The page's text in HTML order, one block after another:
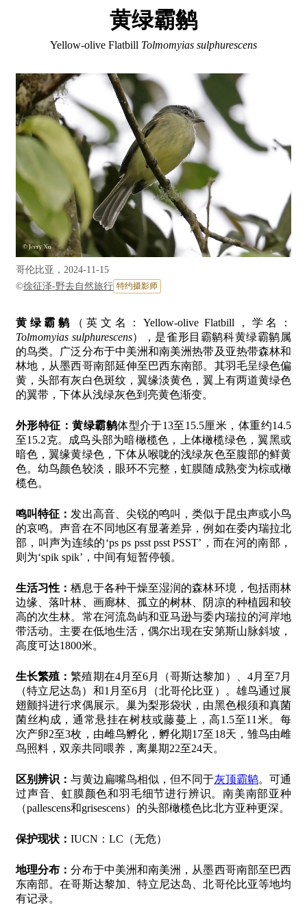
黄绿霸鹟
Yellow-olive Flatbill Tolmomyias sulphurescens
哥伦比亚，2024-11-15
©徐征泽-野去自然旅行 特约摄影师
黄绿霸鹟
（英文名：Yellow-olive Flatbill，学名：
Tolmomyias sulphurescens），是雀形目霸鹟科黄绿霸鹟属
的鸟类。广泛分布于中美洲和南美洲热带及亚热带森林和
林地，从墨西哥南部延伸至巴西东南部。其羽毛呈绿色偏
黄，头部有灰白色斑纹，翼缘淡黄色，翼上有两道黄绿色
的翼带，下体从浅绿灰色到亮黄色渐变。
外形特征：黄绿霸鹟体型介于13至15.5厘米，体重约14.5
至15.2克。成鸟头部为暗橄榄色，上体橄榄绿色，翼黑或
暗色，翼缘黄绿色，下体从喉咙的浅绿灰色至腹部的鲜黄
色。幼鸟颜色较淡，眼环不完整，虹膜随成熟变为棕或橄
榄色。
鸣叫特征： 发出高音、尖锐的鸣叫，类似于昆虫声或小鸟
的哀鸣。声音在不同地区有显著差异，例如在委内瑞拉北
部，叫声为连续的‘ps ps psst psst PSST’，而在河的南部，
则为‘spik spik’，中间有短暂停顿。
生活习性：栖息于各种干燥至湿润的森林环境，包括雨林
边缘、落叶林、画廊林、孤立的树林、阴凉的种植园和较
高的次生林。常在河流岛屿和亚马逊与委内瑞拉的河岸地
带活动。主要在低地生活，偶尔出现在安第斯山脉斜坡，
高度可达1800米。
生长繁殖：繁殖期在4月至6月（哥斯达黎加）、4月至7月
（特立尼达岛）和1月至6月（北哥伦比亚）。雄鸟通过展
翅颤抖进行求偶展示。巢为梨形袋状，由黑色根须和真菌
菌丝构成，通常悬挂在树枝或藤蔓上，高1.5至11米。每
次产卵2至3枚，由雌鸟孵化，孵化期17至18天，雏鸟由雌
鸟照料，双亲共同喂养，离巢期22至24天。
区别辨识：与黄边扁嘴鸟相似，但不同于灰顶霸鹟。可通
过声音、虹膜颜色和羽毛细节进行辨识。南美南部亚种
（pallescens和grisescens）的头部橄榄色比北方亚种更深。
保护现状： IUCN：LC（无危）
地理分布：分布于中美洲和南美洲，从墨西哥南部至巴西
东南部。在哥斯达黎加、特立尼达岛、北哥伦比亚等地均
有记录。